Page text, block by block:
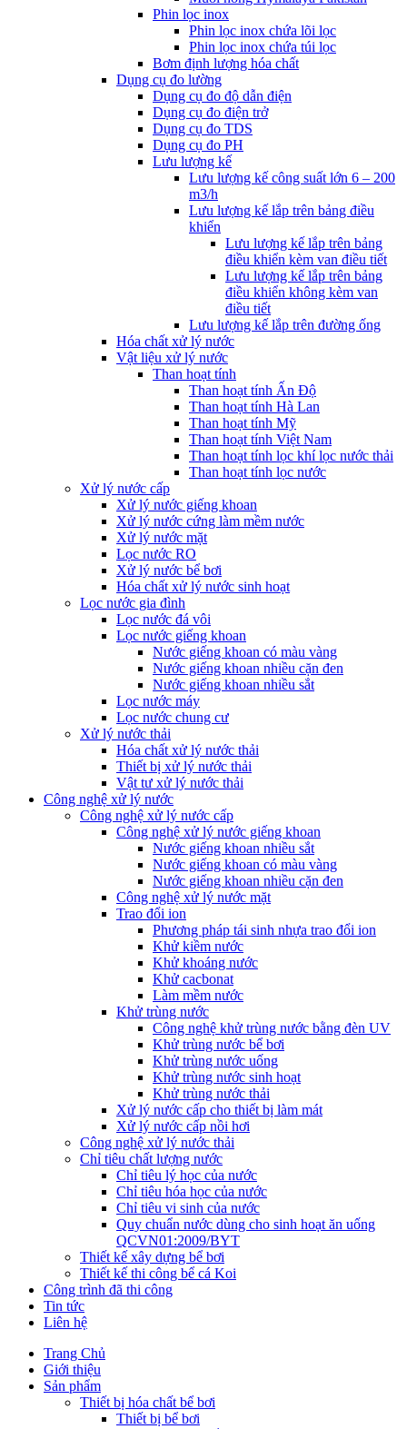
Phin lọc inox
Phin lọc inox chứa lõi lọc
Phin lọc inox chứa túi lọc
Bơm định lượng hóa chất
Dụng cụ đo lường
Dụng cụ đo độ dẫn điện
Dụng cụ đo điện trở
Dụng cụ đo TDS
Dụng cụ đo PH
Lưu lượng kế
Lưu lượng kế công suất lớn 6 – 200
m3/h
Lưu lượng kế lắp trên bảng điều
khiển
Lưu lượng kế lắp trên bảng
điều khiển kèm van điều tiết
Lưu lượng kế lắp trên bảng
điều khiển không kèm van
điều tiết
Lưu lượng kế lắp trên đường ống
Hóa chất xử lý nước
Vật liệu xử lý nước
Than hoạt tính
Than hoạt tính Ấn Độ
Than hoạt tính Hà Lan
Than hoạt tính Mỹ
Than hoạt tính Việt Nam
Than hoạt tính lọc khí lọc nước thải
Than hoạt tính lọc nước
Xử lý nước cấp
Xử lý nước giếng khoan
Xử lý nước cứng làm mềm nước
Xử lý nước mặt
Lọc nước RO
Xử lý nước bể bơi
Hóa chất xử lý nước sinh hoạt
Lọc nước gia đình
Lọc nước đá vôi
Lọc nước giếng khoan
Nước giếng khoan có màu vàng
Nước giếng khoan nhiều cặn đen
Nước giếng khoan nhiều sắt
Lọc nước máy
Lọc nước chung cư
Xử lý nước thải
Hóa chất xử lý nước thải
Thiết bị xử lý nước thải
Vật tư xử lý nước thải
Công nghệ xử lý nước
Công nghệ xử lý nước cấp
Công nghệ xử lý nước giếng khoan
Nước giếng khoan nhiều sắt
Nước giếng khoan có màu vàng
Nước giếng khoan nhiều cặn đen
Công nghệ xử lý nước mặt
Trao đổi ion
Phương pháp tái sinh nhựa trao đổi ion
Khử kiềm nước
Khử khoáng nước
Khử cacbonat
Làm mềm nước
Khử trùng nước
Công nghệ khử trùng nước bằng đèn UV
Khử trùng nước bể bơi
Khử trùng nước uống
Khử trùng nước sinh hoạt
Khử trùng nước thải
Xử lý nước cấp cho thiết bị làm mát
Xử lý nước cấp nồi hơi
Công nghệ xử lý nước thải
Chỉ tiêu chất lượng nước
Chỉ tiêu lý học của nước
Chỉ tiêu hóa học của nước
Chỉ tiêu vi sinh của nước
Quy chuẩn nước dùng cho sinh hoạt ăn uống
QCVN01:2009/BYT
Thiết kế xây dựng bể bơi
Thiết kế thi công bể cá Koi
Công trình đã thi công
Tin tức
Liên hệ
Trang Chủ
Giới thiệu
Sản phẩm
Thiết bị hóa chất bể bơi
Thiết bị bể bơi